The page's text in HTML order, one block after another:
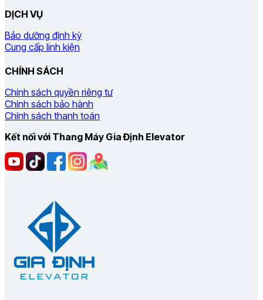
DỊCH VỤ
Bảo dưỡng định kỳ
Cung cấp linh kiện
CHÍNH SÁCH
Chính sách quyền riêng tư
Chính sách bảo hành
Chính sách thanh toán
Kết nối với Thang Máy Gia Định Elevator